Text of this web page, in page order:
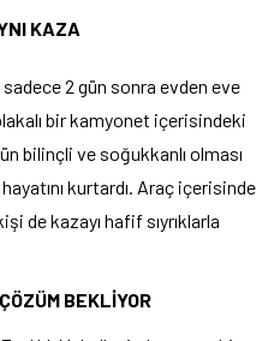
KAZA
2 gün sonra evden eve
bir kamyonet içerisindeki
bilinçli ve soğukkanlı olması
kurtardı. Araç içerisinde
de kazayı hafif sıyrıklarla
BEKLİYOR